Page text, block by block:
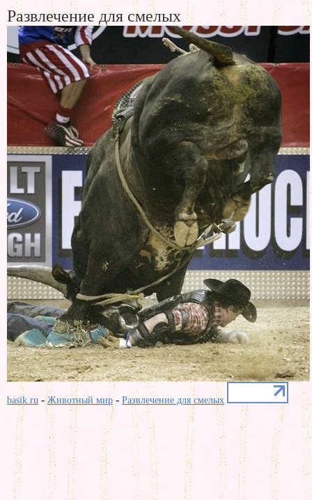
Развлечение для смелых
basik.ru -Животный мир- Развлечение для смелых